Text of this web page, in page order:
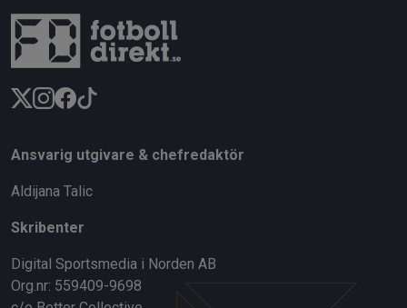
Ansvarig utgivare & chefredaktör
Aldijana Talic
Skribenter
Digital Sportsmedia i Norden AB
Org.nr: 559409-9698